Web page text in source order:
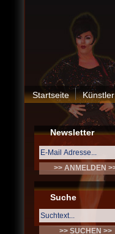
Startseite Künstler
Newsletter
Suche